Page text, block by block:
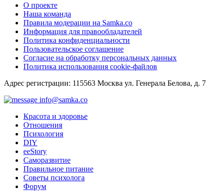
О проекте
Наша команда
Правила модерации на Samka.co
Информация для правообладателей
Политика конфиденциальности
Пользовательское соглашение
Согласие на обработку персональных данных
Политика использования cookie-файлов
Адрес регистрации: 115563 Москва ул. Генерала Белова, д. 7
info@samka.co
Красота и здоровье
Отношения
Психология
DIY
ееStory
Саморазвитие
Правильное питание
Советы психолога
Форум